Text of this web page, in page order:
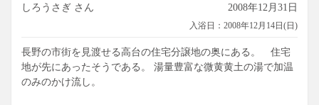
しろうさぎ さん 2008年12月31日
入浴日：2008年12月14日(日)
長野の市街を見渡せる高台の住宅分譲地の奥にある。 住宅
地が先にあったそうである。 湯量豊富な微黄黄土の湯で加温
のみのかけ流し。